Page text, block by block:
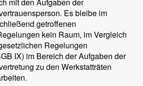
Es bleibe im
getroffenen
kein Raum, im Vergleich
Regelungen
IX) im Bereich der Aufgaben der
zu den Werkstatträten